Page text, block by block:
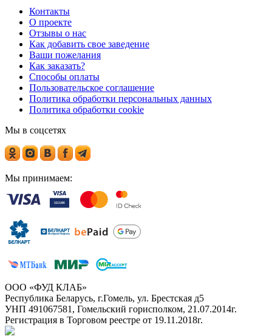
Контакты
О проекте
Отзывы о нас
Как добавить свое заведение
Ваши пожелания
Как заказать?
Способы оплаты
Пользовательское соглашение
Политика обработки персональных данных
Политика обработки cookie
Мы в соцсетях
Мы принимаем:
ООО «ФУД КЛАБ»
Республика Беларусь, г.Гомель, ул. Брестская д5
УНП 491067581, Гомельский горисполком, 21.07.2014г.
Регистрация в Торговом реестре от 19.11.2018г.